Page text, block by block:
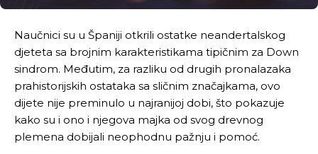
Naučnici su u Španiji otkrili ostatke neandertalskog
djeteta sa brojnim karakteristikama tipičnim za Down
sindrom. Međutim, za razliku od drugih pronalazaka
prahistorijskih ostataka sa sličnim značajkama, ovo
dijete nije preminulo u najranijoj dobi, što pokazuje
kako su i ono i njegova majka od svog drevnog
plemena dobijali neophodnu pažnju i pomoć.